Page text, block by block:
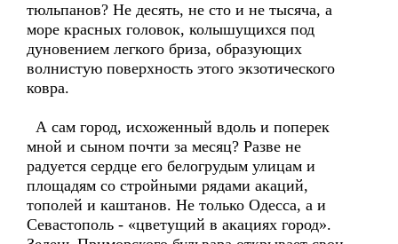
тюльпанов? Не десять, не сто и не тысяча, а
море красных головок, колышущихся под
дуновением легкого бриза, образующих
волнистую поверхность этого экзотического
ковра.
А сам город, исхоженный вдоль и поперек
мной и сыном почти за месяц? Разве не
радуется сердце его белогрудым улицам и
площадям со стройными рядами акаций,
тополей и каштанов. Не только Одесса, а и
Севастополь - «цветущий в акациях город».